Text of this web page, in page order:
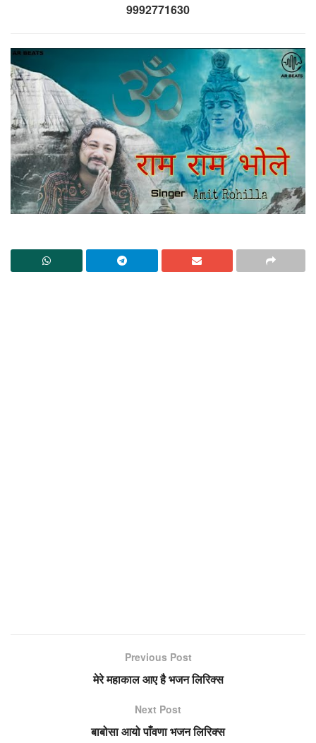
9992771630
Previous Post
मेरे महाकाल आए है भजन लिरिक्स
Next Post
बाबोसा आयो पाँवणा भजन लिरिक्स